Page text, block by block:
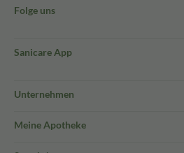
Folge uns
Sanicare App
Unternehmen
Meine Apotheke